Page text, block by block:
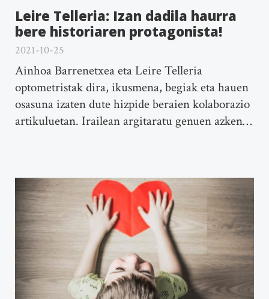
Leire Telleria: Izan dadila haurra
bere historiaren protagonista!
2021-10-25
Ainhoa Barrenetxea eta Leire Telleria
optometristak dira, ikusmena, begiak eta hauen
osasuna izaten dute hizpide beraien kolaborazio
artikuluetan. Irailean argitaratu genuen azken…